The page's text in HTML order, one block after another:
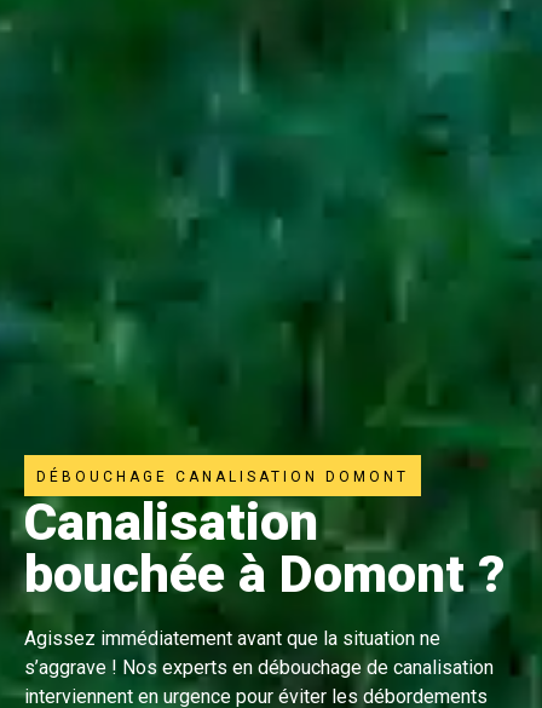
DÉBOUCHAGE CANALISATION DOMONT
Canalisation
bouchée à Domont ?
Agissez immédiatement avant que la situation ne
s’aggrave ! Nos experts en débouchage de canalisation
interviennent en urgence pour éviter les débordements